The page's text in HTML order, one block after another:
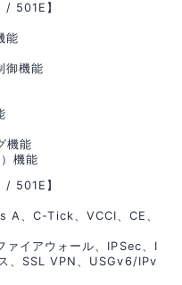
501E】
能
御機能
機能
機能
501E】
A、C-Tick、VCCI、CE、
ァイアウォール、IPSec、I
、SSL VPN、USGv6/IPv